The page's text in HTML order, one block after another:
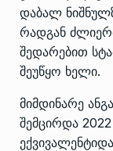
დაბალ
რადგან
შედარებით
შეუწყო ხელი.
მიმდინარე
შემცირდა